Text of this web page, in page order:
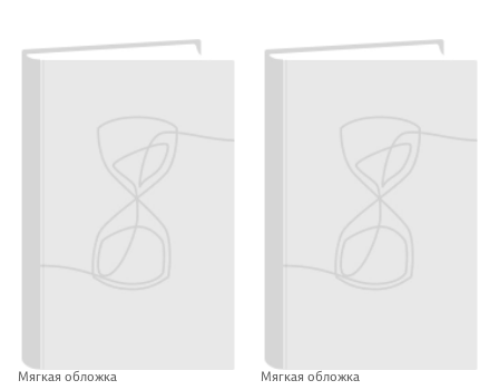
Мягкая обложка Мягкая обложка